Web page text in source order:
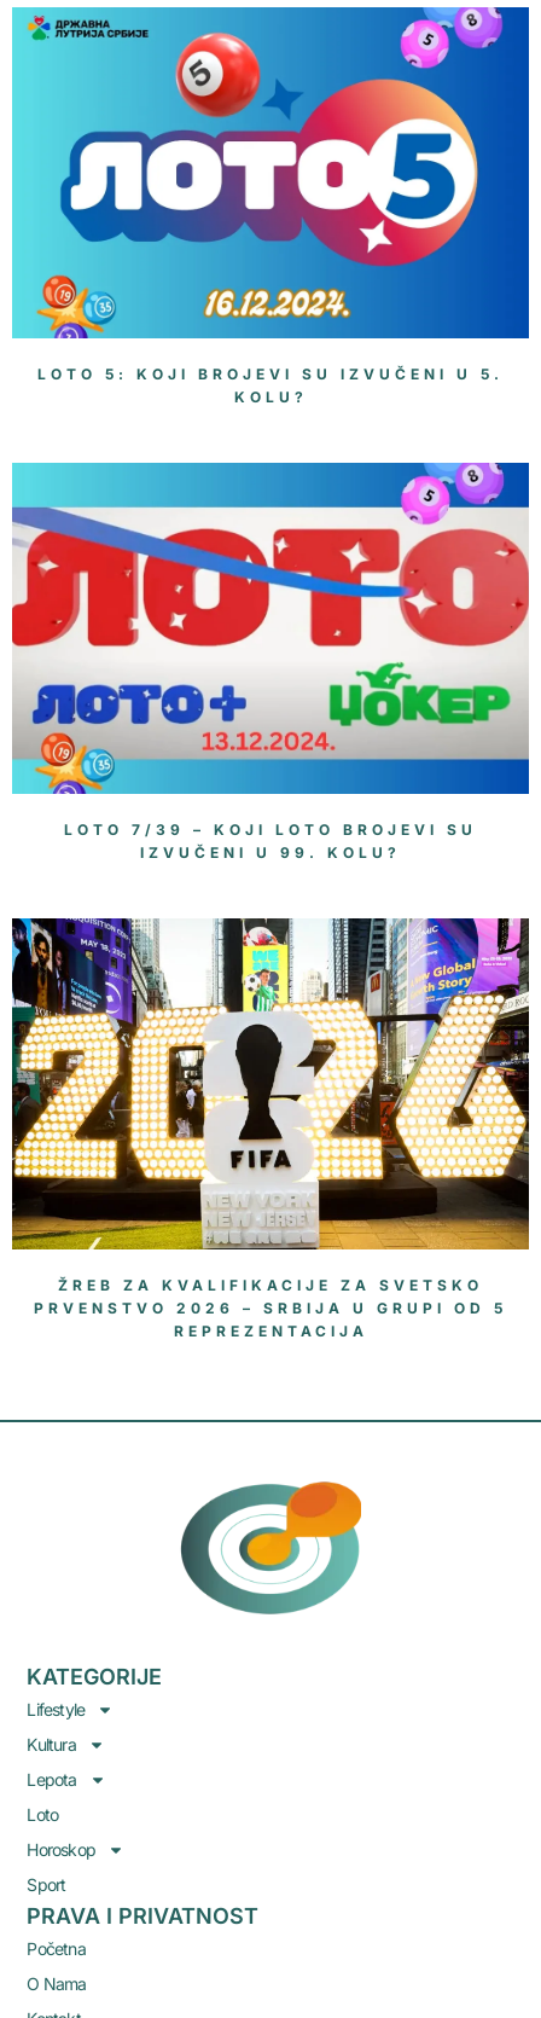
LOTO 5: KOJI BROJEVI SU IZVUČENI U 5.
KOLU?
LOTO 7/39 – KOJI LOTO BROJEVI SU
IZVUČENI U 99. KOLU?
ŽREB ZA KVALIFIKACIJE ZA SVETSKO
PRVENSTVO 2026 – SRBIJA U GRUPI OD 5
REPREZENTACIJA
KATEGORIJE
Lifestyle
Kultura
Lepota
Loto
Horoskop
Sport
PRAVA I PRIVATNOST
Početna
O Nama